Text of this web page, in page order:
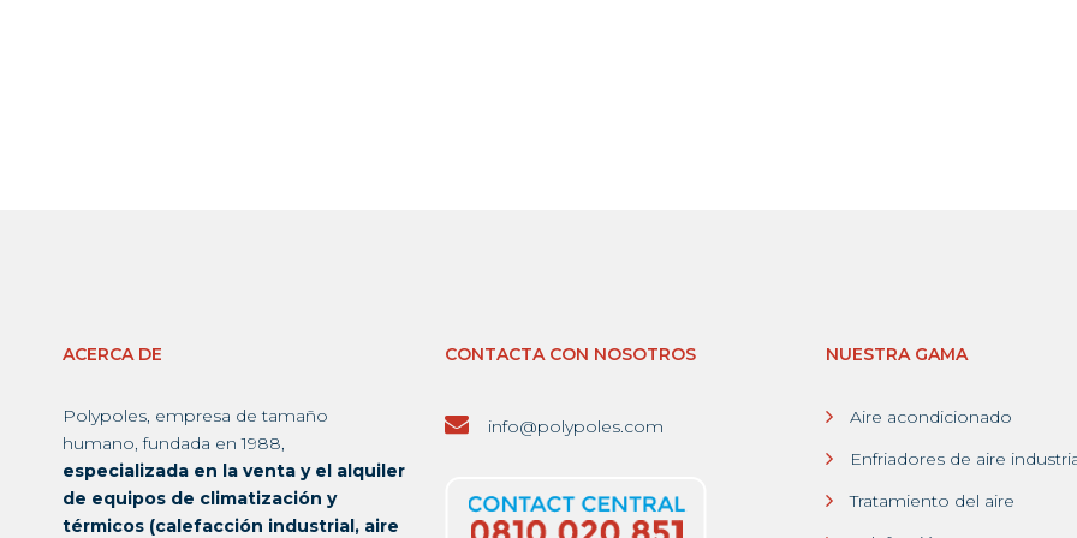
ACERCA DE
Polypoles, empresa de tamaño
humano, fundada en 1988,
especializada en la venta y el alquiler
de equipos de climatización y
térmicos (calefacción industrial, aire
CONTACTA CON NOSOTROS
info@polypoles.com
NUESTRA GAMA
Aire acondicionado
Enfriadores de aire
Tratamiento del aire